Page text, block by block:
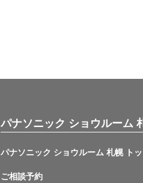
パナソニック ショウルーム
パナソニック ショウルーム 札幌 ト
ご相談予約